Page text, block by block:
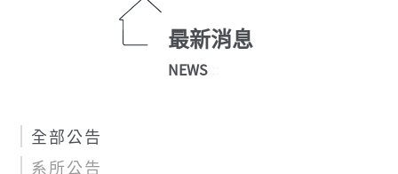
最新消息
NEWS
全部公告
系所公告